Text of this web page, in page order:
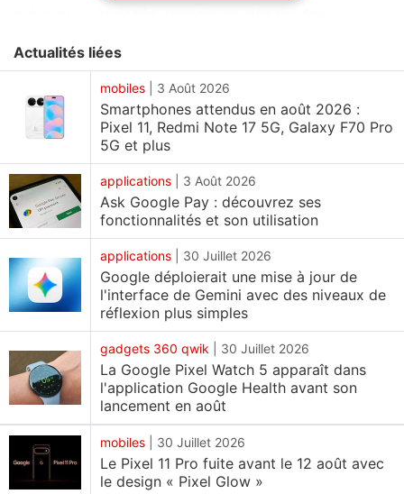
connecteurs tiers. Les premières permettent au
chatbot d'effectuer des actions via des outils
externes, et les seconds permettent à Gemini
d'accéder à des hubs de données et à des
plateformes tiers. Adobe et Canva sont les derniers
en date à avoir annoncé des connecteurs dédiés
pour le chatbot.
Adobe et Canva vont lancer des connecteurs
Gemini
Dans unarticle de blog, Adobe a annoncé son
partenariat avec Google pour intégrer le connecteur
Adobe à Gemini au cours des prochaines semaines.
Grâce à cela, les utilisateurs du chatbot IA pourront
accéder aux différents outils de conception et
d'édition de la société directement dans Gemini.
Grâce à la prise en charge de l'ensemble de
Creative Cloud, les utilisateurs pourront assigner
Actualités liées
mobiles 3 Août 2026
Smartphones attendus en août 2026 :
Pixel 11, Redmi Note 17 5G, Galaxy F70 Pro
5G et plus
applications 3 Août 2026
Ask Google Pay : découvrez ses
fonctionnalités et son utilisation
applications 30 Juillet 2026
Google déploierait une mise à jour de
l'interface de Gemini avec des niveaux de
réflexion plus simples
gadgets 360 qwik 30 Juillet 2026
La Google Pixel Watch 5 apparaît dans
l'application Google Health avant son
lancement en août
mobiles 30 Juillet 2026
Le Pixel 11 Pro fuite avant le 12 août avec
le design « Pixel Glow »